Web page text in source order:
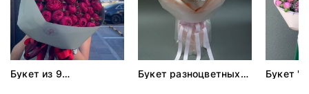
Букет из 9
Букет разноцветных
Букет